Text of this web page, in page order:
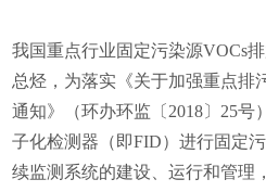
我国重点行业固定污染源VOCs
总烃，为落实《关于加强重点
通知》（环办环监〔2018〕25号）
子化检测器（即FID）进行固定
续监测系统的建设、运行和管理